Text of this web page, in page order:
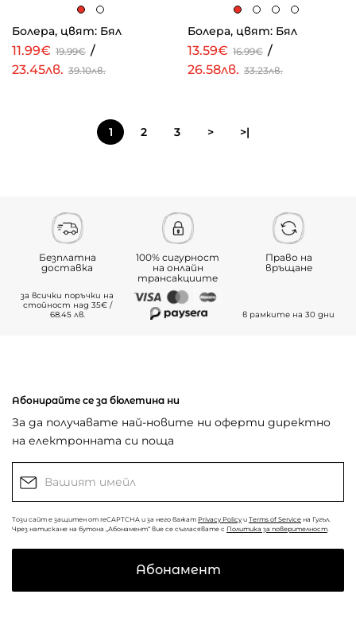
Болера, цвят: Бял
11.99€ 19.99€ /
23.45лв. 39.10лв.
Болера, цвят: Бял
13.59€ 16.99€ /
26.58лв. 33.23лв.
1 2 3 > >|
Безплатна
доставка
за всички поръчки на
стойност над 35€ /
68.45 лв.
100% сигурност
на онлайн
трансакциите
Право на
връщане
в рамките на 30 дни
Абонирайте се за бюлетина ни
За да получавате най-новите ни оферти директно
на електронната си поща
Този сайт е защитен от reCAPTCHA и за него важат Privacy Policy и Terms of Service на Гугъл.
Чрез натискане на бутона „Абонамент“ вие се съгласявате с Политика за поверителност.
Абонамент